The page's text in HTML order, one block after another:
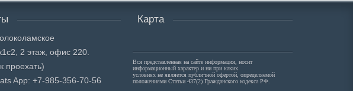
2 этаж, офис 220.
проехать)
App: +7-985-356-70-56
Карта
Вся представленная на сайте информация, носит
информационный характер и ни при каких
условиях не является публичной офертой, определяемой
положениями Статьи 437(2) Гражданского кодекса РФ.